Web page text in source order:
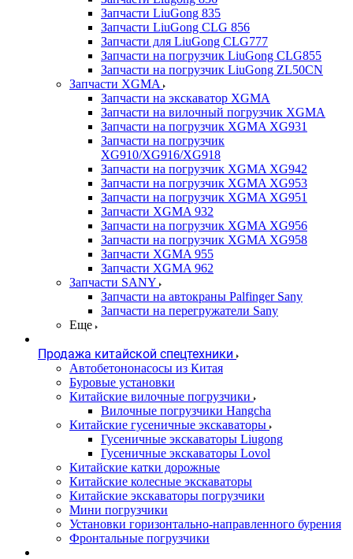
Запчасти LiuGong 835
Запчасти LiuGong CLG 856
Запчасти для LiuGong CLG777
Запчасти на погрузчик LiuGong CLG855
Запчасти на погрузчик LiuGong ZL50CN
Запчасти XGMA
Запчасти на экскаватор XGMA
Запчасти на вилочный погрузчик XGMA
Запчасти на погрузчик XGMA XG931
Запчасти на погрузчик
XG910/XG916/XG918
Запчасти на погрузчик XGMA XG942
Запчасти на погрузчик XGMA XG953
Запчасти на погрузчик XGMA XG951
Запчасти XGMA 932
Запчасти на погрузчик XGMA XG956
Запчасти на погрузчик XGMA XG958
Запчасти XGMA 955
Запчасти XGMA 962
Запчасти SANY
Запчасти на автокраны Palfinger Sany
Запчасти на перегружатели Sany
Еще
Продажа китайской спецтехники
Автобетононасосы из Китая
Буровые установки
Китайские вилочные погрузчики
Вилочные погрузчики Hangcha
Китайские гусеничные экскаваторы
Гусеничные экскаваторы Liugong
Гусеничные экскаваторы Lovol
Китайские катки дорожные
Китайские колесные экскаваторы
Китайские экскаваторы погрузчики
Мини погрузчики
Установки горизонтально-направленного бурения
Фронтальные погрузчики